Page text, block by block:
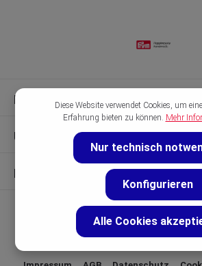
Kontakt & Hilfe
Unsere Marken
Entdecken
Diese Website verwendet Cookies, um
Erfahrung bieten zu können. Mehr
Nur technisch
Konfigurieren
Alle Cookies